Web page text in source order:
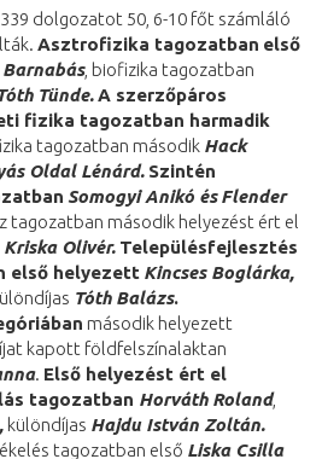
dolgozatot 50, 6-10 főt számláló
Asztrofizika tagozatban első
, biofizika tagozatban
Tünde.A szerzőpáros
fizika tagozatban harmadik
tagozatban második Hack
Oldal Lénárd. Szintén
Somogyi Anikó és Flender
tagozatban második helyezést ért el
Kriska Olivér. Településfejlesztés
első helyezett Kincses Boglárka,
Tóth Balázs.
második helyezett
kapott földfelszínalaktan
. Első helyezést ért el
tagozatban Horváth Roland,
, különdíjas Hajdu István Zoltán.
tagozatban első Liska Csilla